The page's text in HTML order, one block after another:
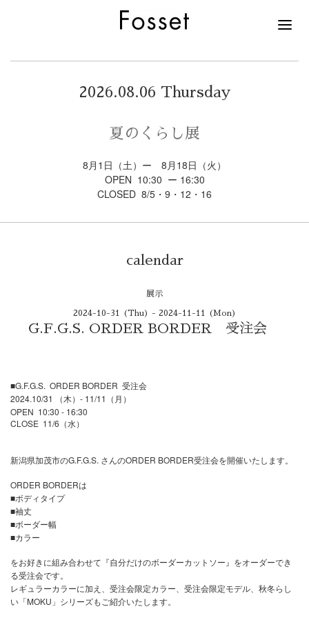
2026.08.06 Thursday
夏のくらし展
8月1日（土）ー 8月18日（火）
OPEN 10:30 ー 16:30
CLOSED 8/5・9・12・16
calendar
展示
2024-10-31 (Thu) - 2024-11-11 (Mon)
G.F.G.S. ORDER BORDER 受注会
■G.F.G.S. ORDER BORDER 受注会
2024.10/31 （木）- 11/11（月）
OPEN 10:30 - 16:30
CLOSE 11/6（水）
新潟県加茂市のG.F.G.S. さんのORDER BORDER受注会を開催いたします。
ORDER BORDERは
■ボディタイプ
■袖丈
■ボーダー幅
■カラー
をお好きに組み合わせて『自分だけのボーダーカットソー』をオーダーでき
る受注会です。
レギュラーカラーに加え、受注会限定カラー、受注会限定モデル、秋冬らし
い「MOKU」シリーズもご紹介いたします。